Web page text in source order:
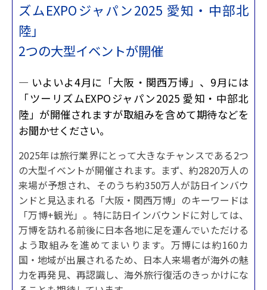
ズムEXPOジャパン2025 愛知・中部北
陸」
2つの大型イベントが開催
— いよいよ4月に「大阪・関西万博」、9月には
「ツーリズムEXPOジャパン2025 愛知・中部北
陸」が開催されますが取組みを含めて期待などを
お聞かせください。
2025年は旅行業界にとって大きなチャンスである2つ
の大型イベントが開催されます。まず、約2820万人の
来場が予想され、そのうち約350万人が訪日インバウ
ンドと見込まれる「大阪・関西万博」のキーワードは
「万博+観光」。特に訪日インバウンドに対しては、
万博を訪れる前後に日本各地に足を運んでいただける
よう取組みを進めてまいります。万博には約160カ
国・地域が出展されるため、日本人来場者が海外の魅
力を再発見、再認識し、海外旅行復活のきっかけにな